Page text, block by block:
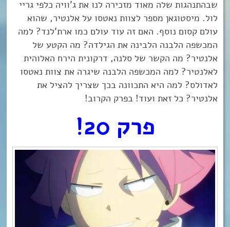
שבהתנהגות שלה מאוד מזכירה לנו את ג’וויה כלפי גריי
לול. מיסטוגאן מספר לצוות נאטסו על אלנטיר, שהוא
עולם קסום נוסף. האם זה עוד עולם כמו ארת’לנד? למה
המכשפה הלבנה הלבינה את הגילדה? מה הקטע של
אלנטיר? מה הקשר של סלנה, דרקונית הירח האלוהית
לאלנטיר? למה המכשפה הלבנה שיגרה את צוות נאטסו
לאדולס? למה היא התכוונה בכך שצריך להציל את
אלנטיר? כל זאת ועוד! בפרק הקרוב!
פרק 20!